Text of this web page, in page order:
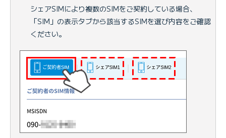
シェアSIMにより複数のSIMをご契約している場合、
「SIM」の表示タブから該当するSIMを選び内容をご確認
ください。